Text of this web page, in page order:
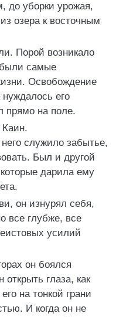
до уборки урожая,
озера к восточным
Порой возникало
были самые
Освобождение
его
прямо на поле.
Каин.
служило забытье,
Был и другой
дарила ему
он изнурял себя,
все глубже, все
усилий
он боялся
глаза, как
на тонкой грани
И когда он не